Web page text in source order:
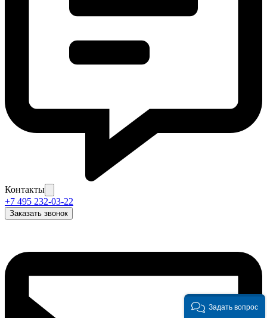
Контакты
+7 495 232-03-22
Заказать звонок
Задать вопрос